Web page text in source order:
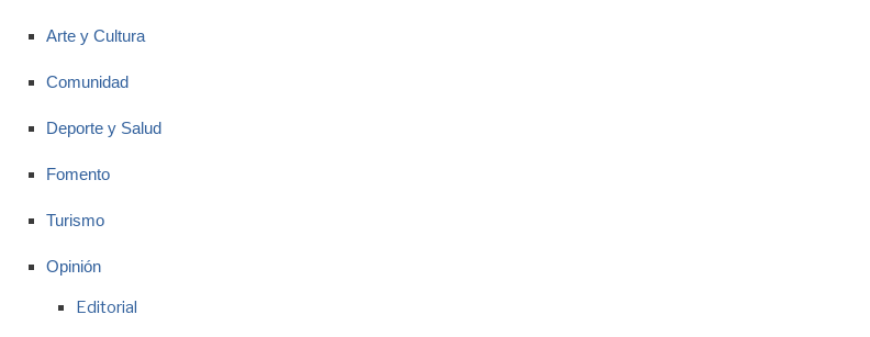
Arte y Cultura
Comunidad
Deporte y Salud
Fomento
Turismo
Opinión
Editorial